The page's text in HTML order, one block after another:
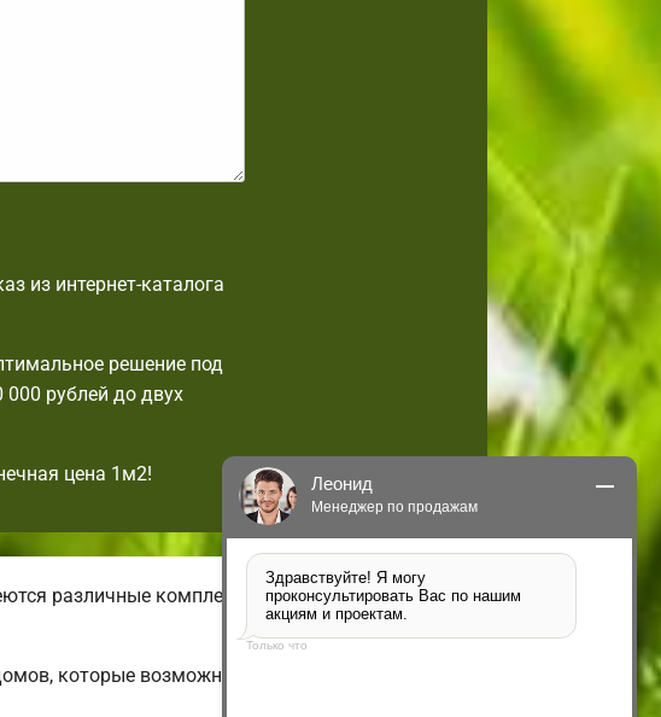
из интернет-каталога
решение под
рублей до двух
цена 1м2!
различные комплектации бюджетных
которые возможно изменить по своим
Леонид
Менеджер по продажам
Здравствуйте! Я могу
проконсультировать Вас по нашим
акциям и проектам.
Только что